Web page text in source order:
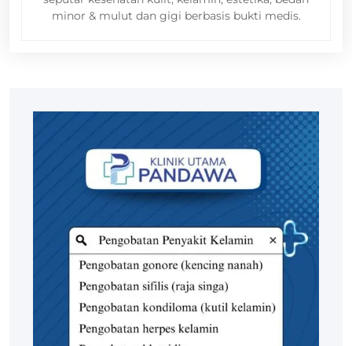
minor & mulut dan gigi berbasis bukti medis.